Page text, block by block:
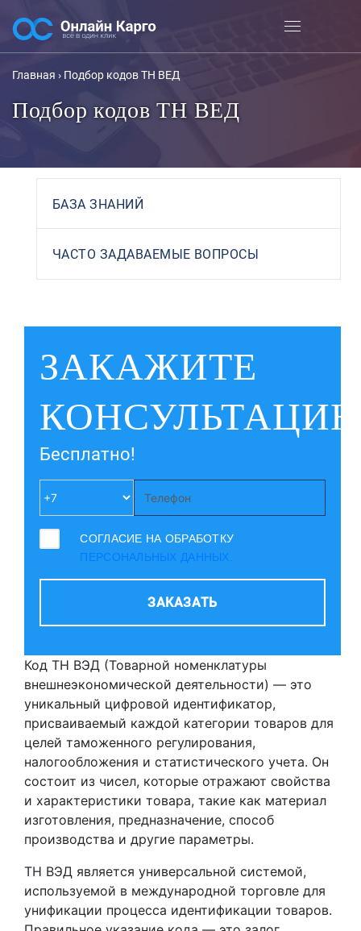
Главная › Подбор кодов ТН ВЕД
Подбор кодов ТН ВЕД
Код ТН ВЭД (Товарной номенклатуры
внешнеэкономической деятельности) — это
уникальный цифровой идентификатор,
присваиваемый каждой категории товаров для
целей таможенного регулирования,
налогообложения и статистического учета. Он
состоит из чисел, которые отражают свойства
и характеристики товара, такие как материал
изготовления, предназначение, способ
производства и другие параметры.
ТН ВЭД является универсальной системой,
используемой в международной торговле для
унификации процесса идентификации товаров.
БАЗА ЗНАНИЙ
ЧАСТО ЗАДАВАЕМЫЕ ВОПРОСЫ
ЗАКАЖИТЕ
Бесплатно!
СОГЛАСИЕ НА ОБРАБОТКУ
ПЕРСОНАЛЬНЫХ ДАННЫХ.
ЗАКАЗАТЬ